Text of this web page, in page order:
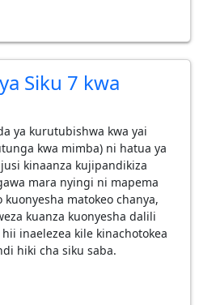
Siku 7 kwa
ya kurutubishwa kwa yai
kwa mimba) ni hatua ya
kinaanza kujipandikiza
mara nyingi ni mapema
matokeo chanya,
kuanza kuonyesha dalili
inaelezea kile kinachotokea
hiki cha siku saba.